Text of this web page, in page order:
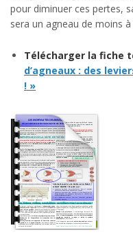
pour diminuer ces pertes,
sera un agneau de moins
Télécharger la fiche
d’agneaux : des
! »